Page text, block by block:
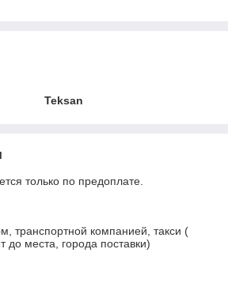
Teksan
только по предоплате.
транспортной компанией, такси (
до места, города поставки)